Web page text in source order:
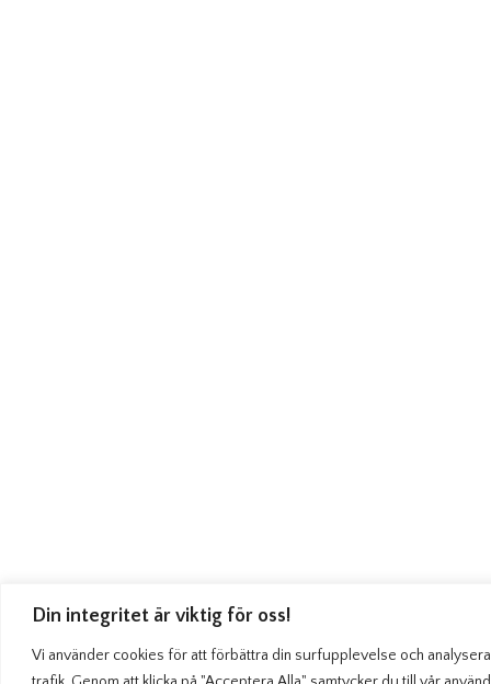
Din integritet är viktig för oss!
Vi använder cookies för att förbättra din surfupplevelse och